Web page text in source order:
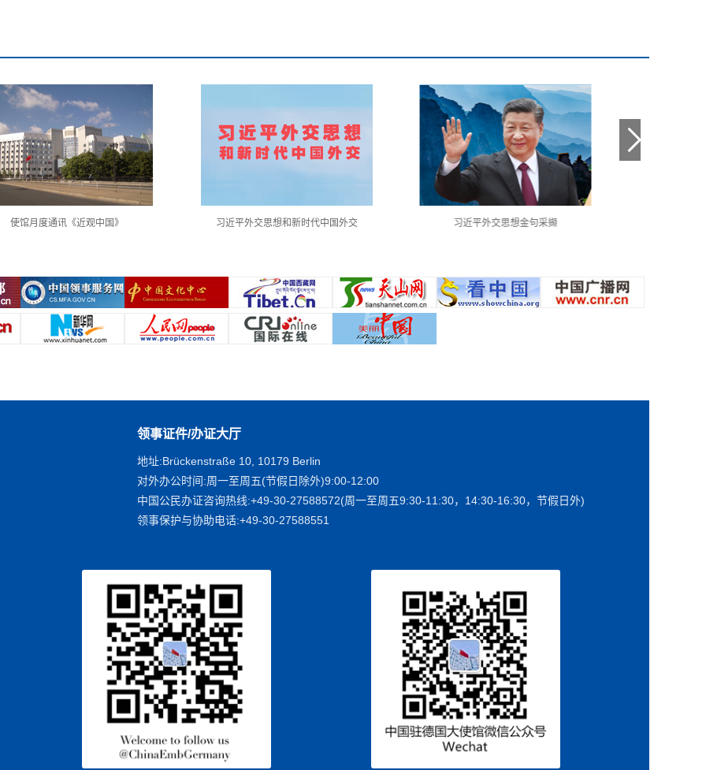
使馆月度通讯《近观中国》 习近平外交思想和新时代中国外交 习近平外交思想金句采撷
领事证件/办证大厅
地址:Brückenstraße 10, 10179 Berlin
对外办公时间:周一至周五(节假日除外)9:00-12:00
中国公民办证咨询热线:+49-30-27588572(周一至周五9:30-11:30，14:30-16:30，节假日外)
领事保护与协助电话:+49-30-27588551